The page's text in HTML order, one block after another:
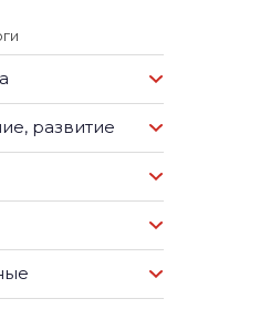
развитие